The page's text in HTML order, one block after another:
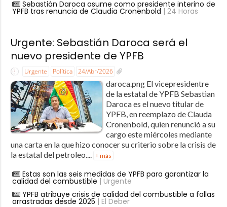
Sebastián Daroca asume como presidente interino de
YPFB tras renuncia de Claudia Cronenbold | 24 Horas
Urgente: Sebastián Daroca será el
nuevo presidente de YPFB
Urgente Política 24/Abr/2026
daroca.png El vicepresidentre
de la estatal de YPFB Sebastian
Daroca es el nuevo titular de
YPFB, en reemplazo de Clauda
Cronenbold, quien renunció a su
cargo este miércoles mediante
una carta en la que hizo conocer su criterio sobre la crisis de
la estatal del petroleo....
+ más
Estas son las seis medidas de YPFB para garantizar la
calidad del combustible | Urgente
YPFB atribuye crisis de calidad del combustible a fallas
arrastradas desde 2025 | El Deber